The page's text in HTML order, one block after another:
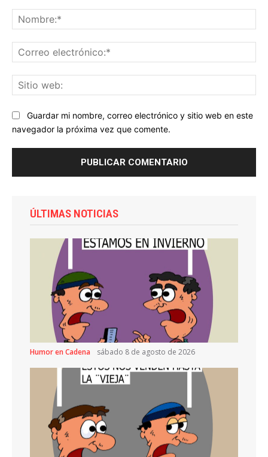
Guardar mi nombre, correo electrónico y sitio web en este
navegador la próxima vez que comente.
ÚLTIMAS NOTICIAS
Humor en Cadena sábado 8 de agosto de 2026